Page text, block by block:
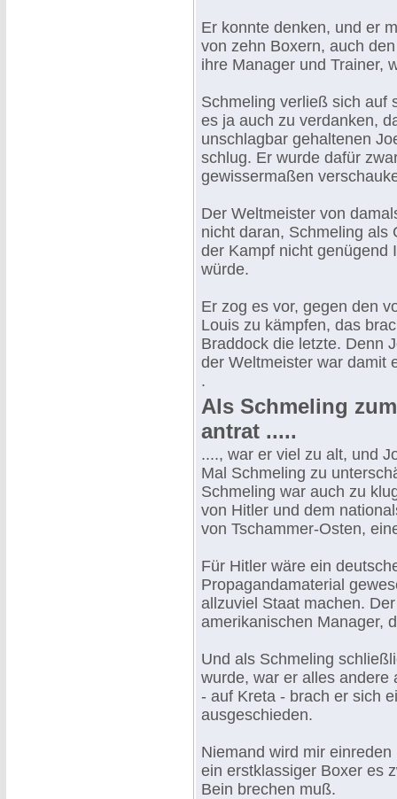
Er konnte denken, und er
von zehn Boxern, auch
ihre Manager und Trainer,
Schmeling verließ sich auf
es ja auch zu verdanken,
unschlagbar gehaltenen
schlug. Er wurde dafür
gewissermaßen
Der Weltmeister von
nicht daran, Schmeling als
der Kampf nicht genügend
würde.
Er zog es vor, gegen den
Louis zu kämpfen, das
Braddock die letzte. Denn
der Weltmeister war damit
.
Als Schmeling
antrat .....
...., war er viel zu alt, und
Mal Schmeling zu
Schmeling war auch zu
von Hitler und dem
von Tschammer-Osten,
Für Hitler wäre ein
Propagandamaterial
allzuviel Staat machen.
amerikanischen Manager,
Und als Schmeling
wurde, war er alles andere
- auf Kreta - brach er sich
ausgeschieden.
Niemand wird mir
ein erstklassiger Boxer es
Bein brechen muß.